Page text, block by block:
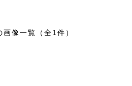
画像一覧（全1件）